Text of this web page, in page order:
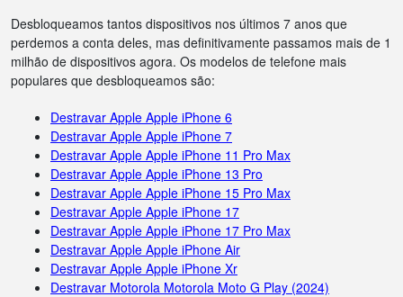
Desbloqueamos tantos dispositivos nos últimos 7 anos que
perdemos a conta deles, mas definitivamente passamos mais de 1
milhão de dispositivos agora. Os modelos de telefone mais
populares que desbloqueamos são:
Destravar Apple Apple iPhone 6
Destravar Apple Apple iPhone 7
Destravar Apple Apple iPhone 11 Pro Max
Destravar Apple Apple iPhone 13 Pro
Destravar Apple Apple iPhone 15 Pro Max
Destravar Apple Apple iPhone 17
Destravar Apple Apple iPhone 17 Pro Max
Destravar Apple Apple iPhone Air
Destravar Apple Apple iPhone Xr
Destravar Motorola Motorola Moto G Play (2024)